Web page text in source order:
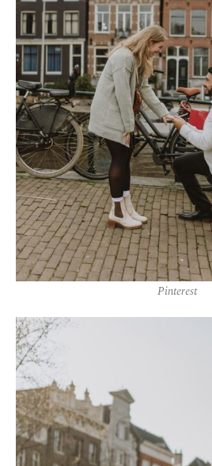
Pinterest